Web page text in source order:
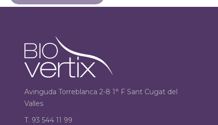
Avinguda Torreblanca 2-8 1° F Sant Cugat del
Valles
T. 93 544 11 99